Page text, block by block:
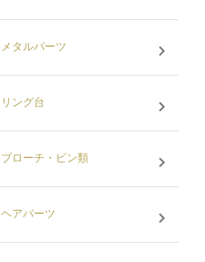
メタルパーツ
リング台
ブローチ・ピン類
ヘアパーツ